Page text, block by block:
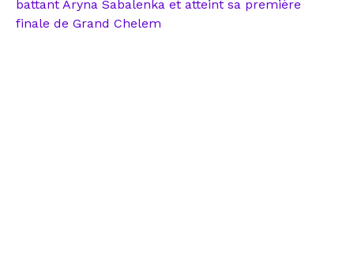
battant Aryna Sabalenka et atteint sa première
finale de Grand Chelem